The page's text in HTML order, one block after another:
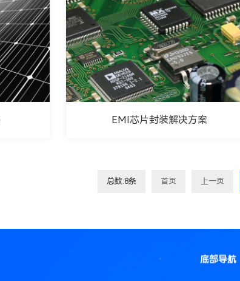
EMI芯片封装解决方案
总数:8条 首页 上一页
底部导航